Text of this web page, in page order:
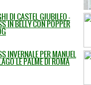
DI CASTEL GIUBILEO -
IN BELLY CON POPPER
INVERNALE PER MANUEL
LE PALME DI ROMA